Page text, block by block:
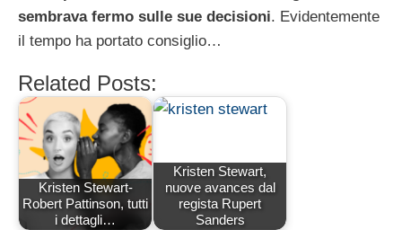
sembrava fermo sulle sue decisioni. Evidentemente
il tempo ha portato consiglio…
Related Posts:
Kristen Stewart-
Robert Pattinson, tutti
i dettagli…
Kristen Stewart,
nuove avances dal
regista Rupert
Sanders